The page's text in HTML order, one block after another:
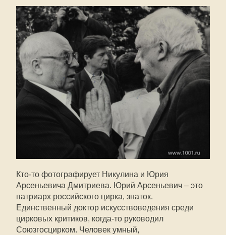
Кто-то фотографирует Никулина и Юрия
Арсеньевича Дмитриева. Юрий Арсеньевич – это
патриарх российского цирка, знаток.
Единственный доктор искусствоведения среди
цирковых критиков, когда-то руководил
Союзгосцирком. Человек умный,